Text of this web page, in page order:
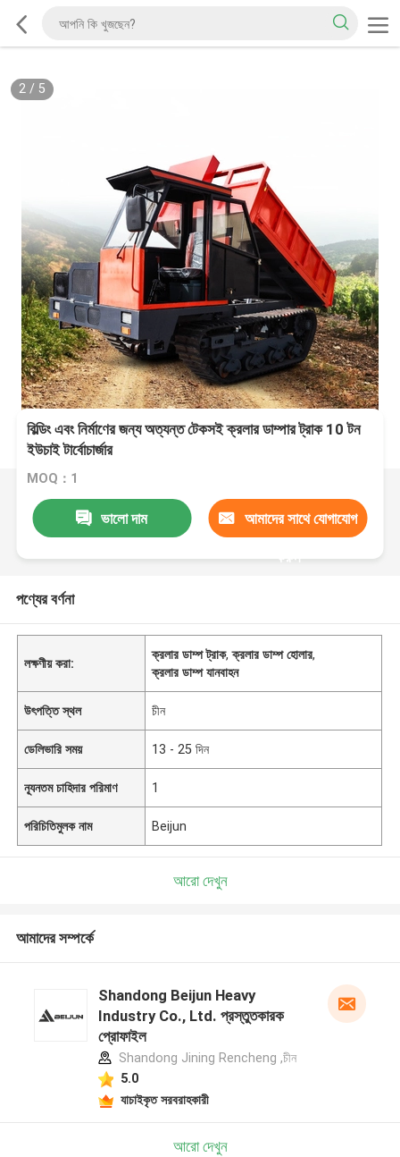
2/ 5
বিল্ডিং এবং নির্মাণের জন্য অত্যন্ত টেকসই ক্রলার ডাম্পার ট্রাক 10 টন
ইউচাই টার্বোচার্জার
MOQ：1
ভালো দাম আমাদের সাথে যোগাযোগ
করুন
পণ্যের বর্ণনা
লক্ষণীয় করা:
ক্রলার ডাম্প ট্রাক,ক্রলার ডাম্প হোলার,
ক্রলার ডাম্প যানবাহন
উৎপত্তি স্থল চীন
ডেলিভারি সময় 13 - 25 দিন
ন্যূনতম চাহিদার পরিমাণ 1
পরিচিতিমুলক নাম Beijun
আরো দেখুন
আমাদের সম্পর্কে
Shandong Beijun Heavy
Industry Co., Ltd. প্রস্তুতকারক
প্রোফাইল
Shandong Jining Rencheng ,চীন
5.0
যাচাইকৃত সরবরাহকারী
আরো দেখুন